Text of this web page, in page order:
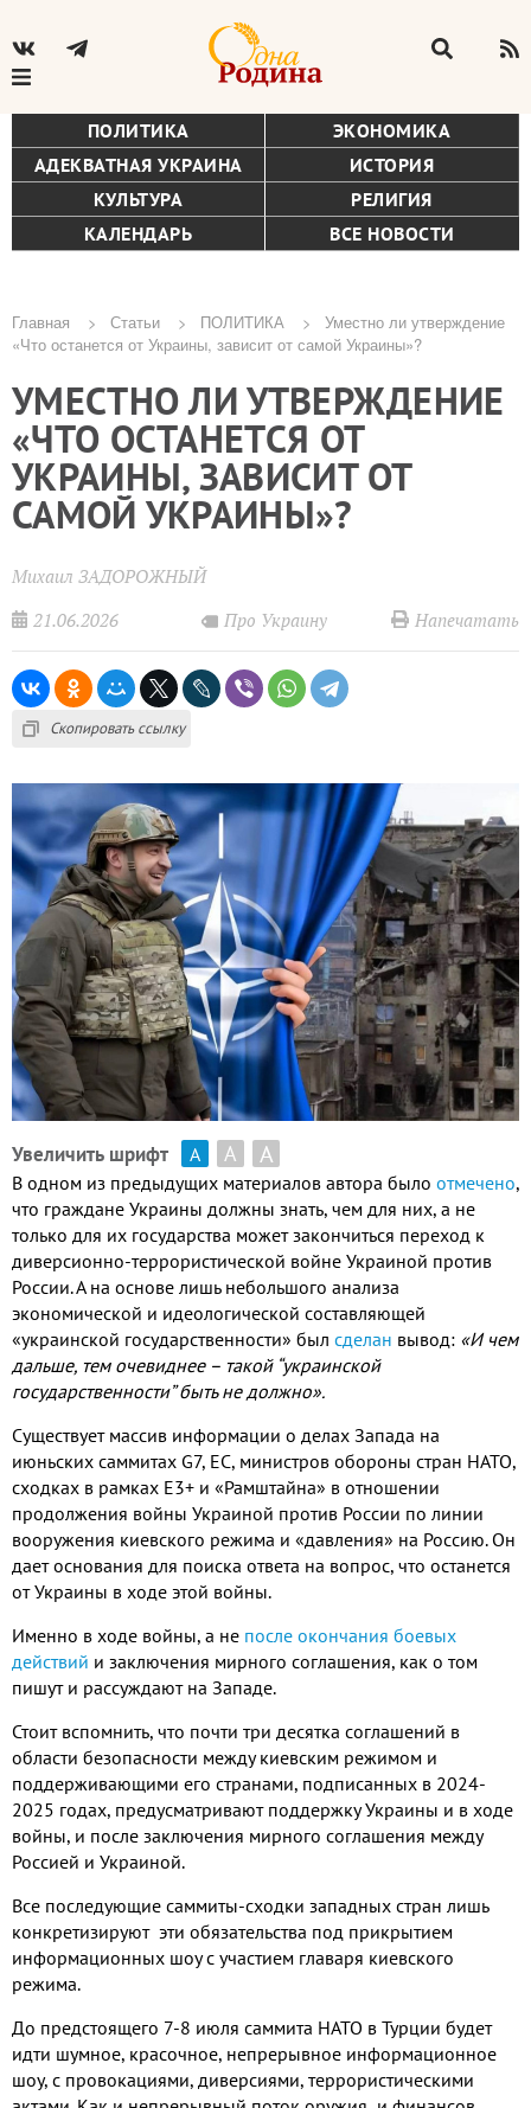
ПОЛИТИКА
ЭКОНОМИКА
АДЕКВАТНАЯ УКРАИНА
ИСТОРИЯ
КУЛЬТУРА
РЕЛИГИЯ
КАЛЕНДАРЬ
ВСЕ НОВОСТИ
Строка
навигации
Главная Статьи ПОЛИТИКА
Уместно ли утверждение
«Что останется от Украины, зависит от самой Украины»?
УМЕСТНО ЛИ УТВЕРЖДЕНИЕ
«ЧТО ОСТАНЕТСЯ ОТ
УКРАИНЫ, ЗАВИСИТ ОТ
САМОЙ УКРАИНЫ»?
Михаил ЗАДОРОЖНЫЙ
21.06.2026
Про Украину Напечатать
Скопировать ссылку
Увеличить шрифт А А А
В одном из предыдущих материалов автора было отмечено,
что граждане Украины должны знать, чем для них, а не
только для их государства может закончиться переход к
диверсионно-террористической войне Украиной против
России. А на основе лишь небольшого анализа
экономической и идеологической составляющей
«украинской государственности» был сделан вывод: «И чем
дальше, тем очевиднее – такой “украинской
государственности” быть не должно».
Существует массив информации о делах Запада на
июньских саммитах G7, ЕС, министров обороны стран НАТО,
сходках в рамках Е3+ и «Рамштайна» в отношении
продолжения войны Украиной против России по линии
вооружения киевского режима и «давления» на Россию. Он
дает основания для поиска ответа на вопрос, что останется
от Украины в ходе этой войны.
Именно в ходе войны, а не после окончания боевых
действий и заключения мирного соглашения, как о том
пишут и рассуждают на Западе.
Стоит вспомнить, что почти три десятка соглашений в
области безопасности между киевским режимом и
поддерживающими его странами, подписанных в 2024-
2025 годах, предусматривают поддержку Украины и в ходе
войны, и после заключения мирного соглашения между
Россией и Украиной.
Все последующие саммиты-сходки западных стран лишь
конкретизируют эти обязательства под прикрытием
информационных шоу с участием главаря киевского
режима.
До предстоящего 7-8 июля саммита НАТО в Турции будет
идти шумное, красочное, непрерывное информационное
шоу, с провокациями, диверсиями, террористическими